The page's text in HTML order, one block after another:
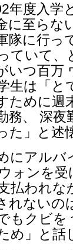
年度入学
に至らな
隊に行っ
ていて
いつ百万
生は「と
ために週
務、 深
た」と述
にアルバ
ォンを
払われな
れないの
もクビ
め」と話